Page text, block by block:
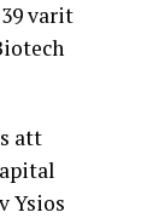
varit
att
Ysios